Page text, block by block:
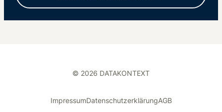
© 2026 DATAKONTEXT
ImpressumDatenschutzerklärungAGB